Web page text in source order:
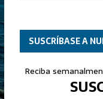
SUSCRÍBASE A
Reciba